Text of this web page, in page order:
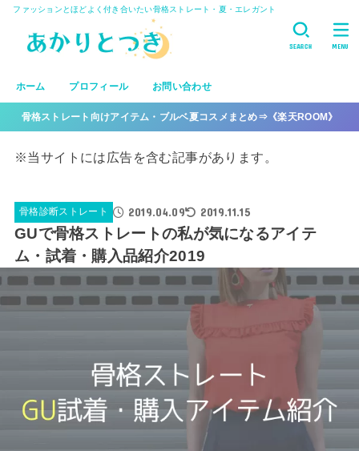
ファッションとほどよく付き合いたい骨格ストレート・夏・エレガント
ホーム プロフィール お問い合わせ
SEARCH MENU
骨格ストレート向けアイテム・ブルベ夏コスメまとめ⇒《楽天ROOM》
※当サイトには広告を含む記事があります。
骨格診断ストレート 2019.04.09 2019.11.15
GUで骨格ストレートの私が気になるアイテ
ム・試着・購入品紹介2019